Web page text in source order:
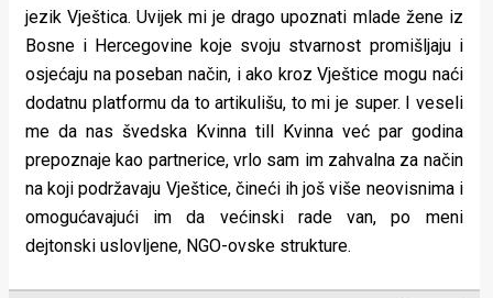
jezik Vještica. Uvijek mi je drago upoznati mlade žene iz
Bosne i Hercegovine koje svoju stvarnost promišljaju i
osjećaju na poseban način, i ako kroz Vještice mogu naći
dodatnu platformu da to artikulišu, to mi je super. I veseli
me da nas švedska Kvinna till Kvinna već par godina
prepoznaje kao partnerice, vrlo sam im zahvalna za način
na koji podržavaju Vještice, čineći ih još više neovisnima i
omogućavajući im da većinski rade van, po meni
dejtonski uslovljene, NGO-ovske strukture.